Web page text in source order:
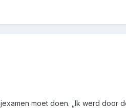
moet doen. „Ik werd door